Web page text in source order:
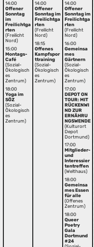
14:00
Offener
Sonntag
im
Freilichtga
rten
(Freilicht
Nord)
15:00
Montags-
Café
(Sozial-
Ökologisch
es
Zentrum)
18:00
Yoga im
SÖZ
(Sozial-
Ökologisch
es
Zentrum)
14:00
Offener
Sonntag im
Freilichtga
rten
(Freilicht
Nord)
18:15
Offenes
Kampfspor
ttraining
(Sozial-
Ökologisch
es
Zentrum)
14:00
Offener
Sonntag im
Freilichtga
rten
(Freilicht
Nord)
16:00
Gemeinsa
mes
Gärtnern
(Sozial-
Ökologisch
es
Zentrum)
17:00
DEPOT ON
TOUR: MIT
RÜCKENWI
ND ZUR
ERNÄHRU
NGSWENDE
(Kulturort
Depot
Dortmund)
17:00
Mitglieder-
und
Interessier
tentreffen
(Welthaus)
18:00
Gemeinsa
mes Essen
für alle
(Offenes
Zentrum)
18:00
Queer
Poetry
Gala
Dortmund
#24